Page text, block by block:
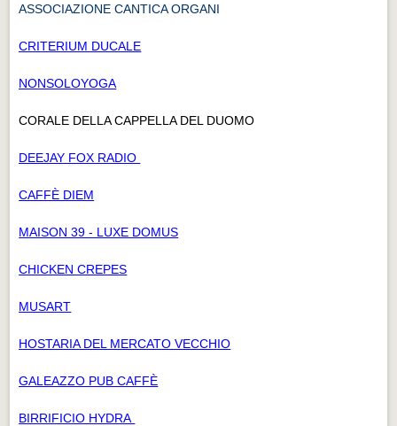
ASSOCIAZIONE CANTICA ORGANI
CRITERIUM DUCALE
NONSOLOYOGA
CORALE DELLA CAPPELLA DEL DUOMO
DEEJAY FOX RADIO
CAFFÈ DIEM
MAISON 39 - LUXE DOMUS
CHICKEN CREPES
MUSART
HOSTARIA DEL MERCATO VECCHIO
GALEAZZO PUB CAFFÈ
BIRRIFICIO HYDRA